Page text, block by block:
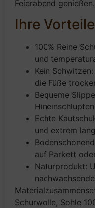
Feierabend genießen.
Ihre
100% Reine
und
Kein
die Füße
Bequeme
Echte
und extrem
auf Parkett
Naturprodukt:
Schurwolle, Sohle